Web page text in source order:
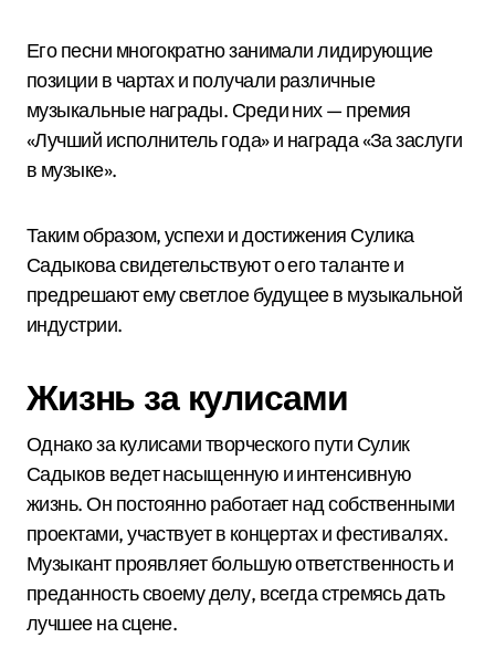
Его песни многократно занимали лидирующие
позиции в чартах и получали различные
музыкальные награды. Среди них — премия
«Лучший исполнитель года» и награда «За заслуги
в музыке».
Таким образом, успехи и достижения Сулика
Садыкова свидетельствуют о его таланте и
предрешают ему светлое будущее в музыкальной
индустрии.
Жизнь за кулисами
Однако за кулисами творческого пути Сулик
Садыков ведет насыщенную и интенсивную
жизнь. Он постоянно работает над собственными
проектами, участвует в концертах и фестивалях.
Музыкант проявляет большую ответственность и
преданность своему делу, всегда стремясь дать
лучшее на сцене.